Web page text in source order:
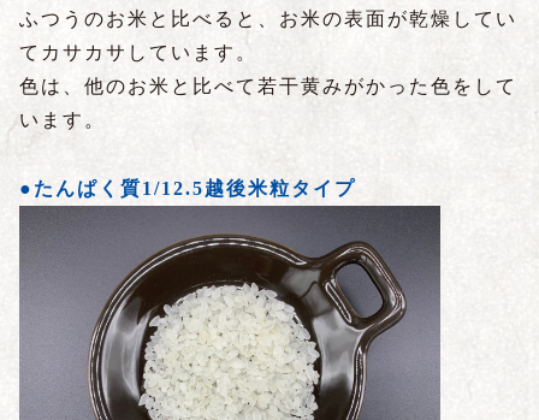
ふつうのお米と比べると、お米の表面が乾燥してい
てカサカサしています。
色は、他のお米と比べて若干黄みがかった色をして
います。
●たんぱく質1/12.5越後米粒タイプ